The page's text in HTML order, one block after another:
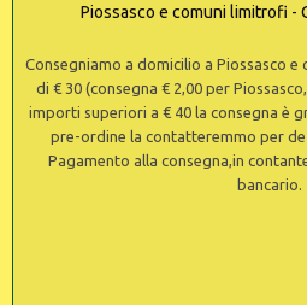
Piossasco e comuni limitrofi -
Consegniamo a domicilio a Piossasco
di € 30 (consegna € 2,00 per
importi superiori a € 40 la consegna è
pre-ordine la contatteremmo per
Pagamento alla consegna,in
bancario.